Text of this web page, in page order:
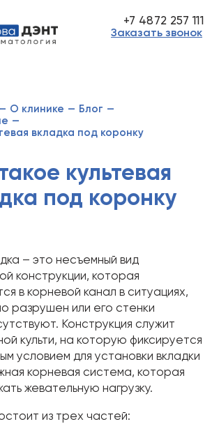
+7 4872 257 111
Заказать звонок
— О клинике — Блог —
—
вкладка под коронку
культевая
под коронку
– это несъемный вид
конструкции, которая
в корневой канал в ситуациях,
разрушен или его стенки
Конструкция служит
культи, на которую фиксируется
условием для установки вкладки
корневая система, которая
жевательную нагрузку.
из трех частей: